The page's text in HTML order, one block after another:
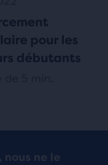
pour les
débutants
nous ne le